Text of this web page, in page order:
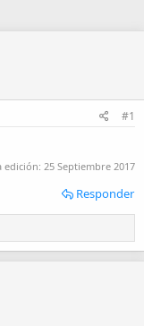
#1
edición: 25 Septiembre 2017
Responder